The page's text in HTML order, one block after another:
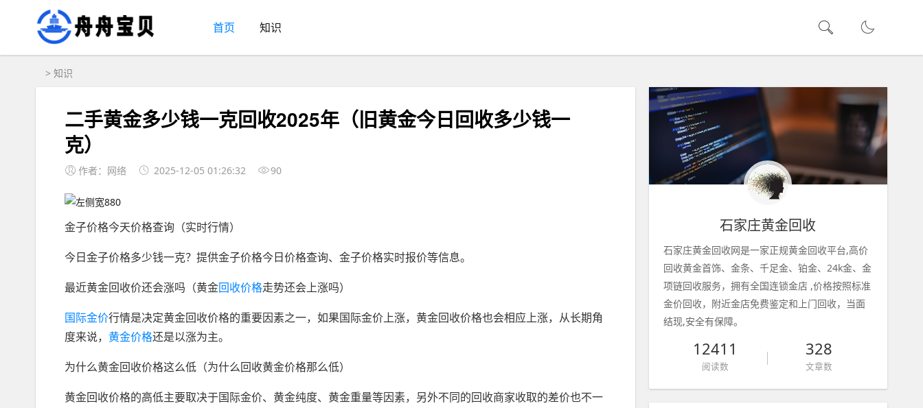
首页 知识
> 知识
二手黄金多少钱一克回收2025年（旧黄金今日回收多少钱一
克）
作者：网络 2025-12-05 01:26:32 90
金子价格今天价格查询（实时行情）
今日金子价格多少钱一克？提供金子价格今日价格查询、金子价格实时报价等信息。
最近黄金回收价还会涨吗（黄金回收价格走势还会上涨吗）
国际金价行情是决定黄金回收价格的重要因素之一，如果国际金价上涨，黄金回收价格也会相应上涨，从长期角
度来说， 黄金价格还是以涨为主。
为什么黄金回收价格这么低（为什么回收黄金价格那么低）
黄金回收价格的高低主要取决于国际金价、黄金纯度、黄金重量等因素，另外不同的回收商家收取的差价也不一
石家庄黄金回收
石家庄黄金回收网是一家正规黄金回收平台,高价
回收黄金首饰、金条、千足金、铂金、24k金、金
项链回收服务，拥有全国连锁金店 ,价格按照标准
金价回收，附近金店免费鉴定和上门回收，当面
结现,安全有保障。
12411
阅读数
328
文章数